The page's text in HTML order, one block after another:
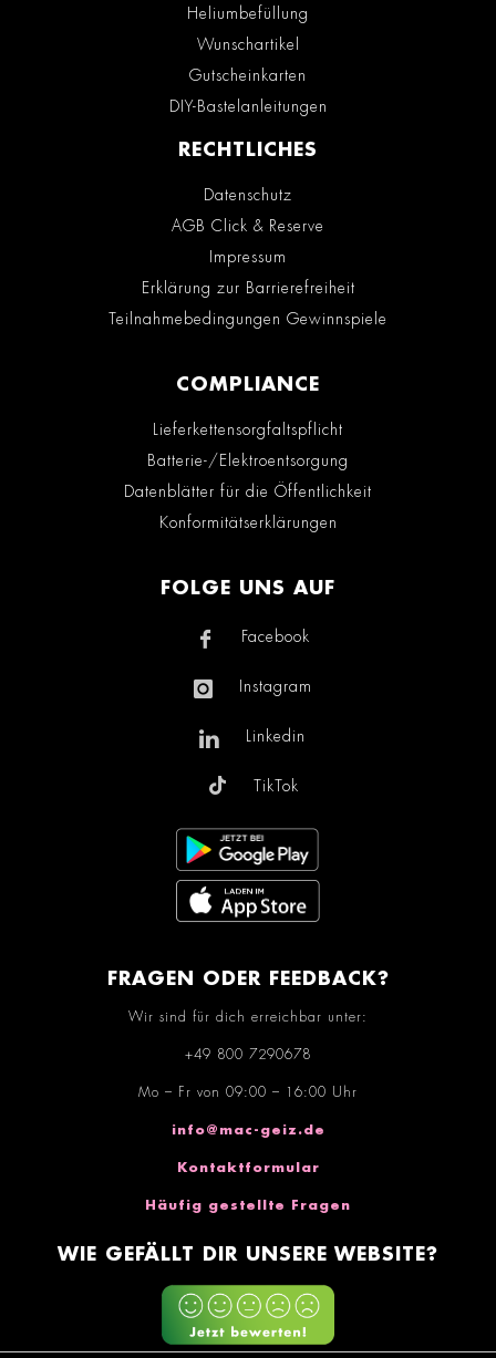
Heliumbefüllung
Wunschartikel
Gutscheinkarten
DIY-Bastelanleitungen
RECHTLICHES
Datenschutz
AGB Click & Reserve
Impressum
Erklärung zur Barrierefreiheit
Teilnahmebedingungen Gewinnspiele
COMPLIANCE
Lieferkettensorgfaltspflicht
Batterie-/Elektroentsorgung
Datenblätter für die Öffentlichkeit
Konformitätserklärungen
FOLGE UNS AUF
Facebook
Instagram
Linkedin
TikTok
FRAGEN ODER FEEDBACK?
Wir sind für dich erreichbar unter:
+49 800 7290678
Mo – Fr von 09:00 – 16:00 Uhr
info@mac-geiz.de
Kontaktformular
Häufig gestellte Fragen
WIE GEFÄLLT DIR UNSERE WEBSITE?